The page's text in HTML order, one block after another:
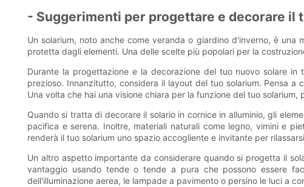
- Suggerimenti per progettare e decorare il
Un solarium, noto anche come veranda o giardino d'inverno, è
protetta dagli elementi. Una delle scelte più popolari per la
Durante la progettazione e la decorazione del tuo nuovo solare
prezioso. Innanzitutto, considera il layout del tuo solarium. Pensa
Una volta che hai una visione chiara per la funzione del tuo
Quando si tratta di decorare il solario in cornice in alluminio, gli
pacifica e serena. Inoltre, materiali naturali come legno, vimini e
renderà il tuo solarium uno spazio accogliente e invitante per
Un altro aspetto importante da considerare quando si progetta il
vantaggio usando tende o tende a pura che possono essere
dell'illuminazione aerea, le lampade a pavimento o persino le luci a